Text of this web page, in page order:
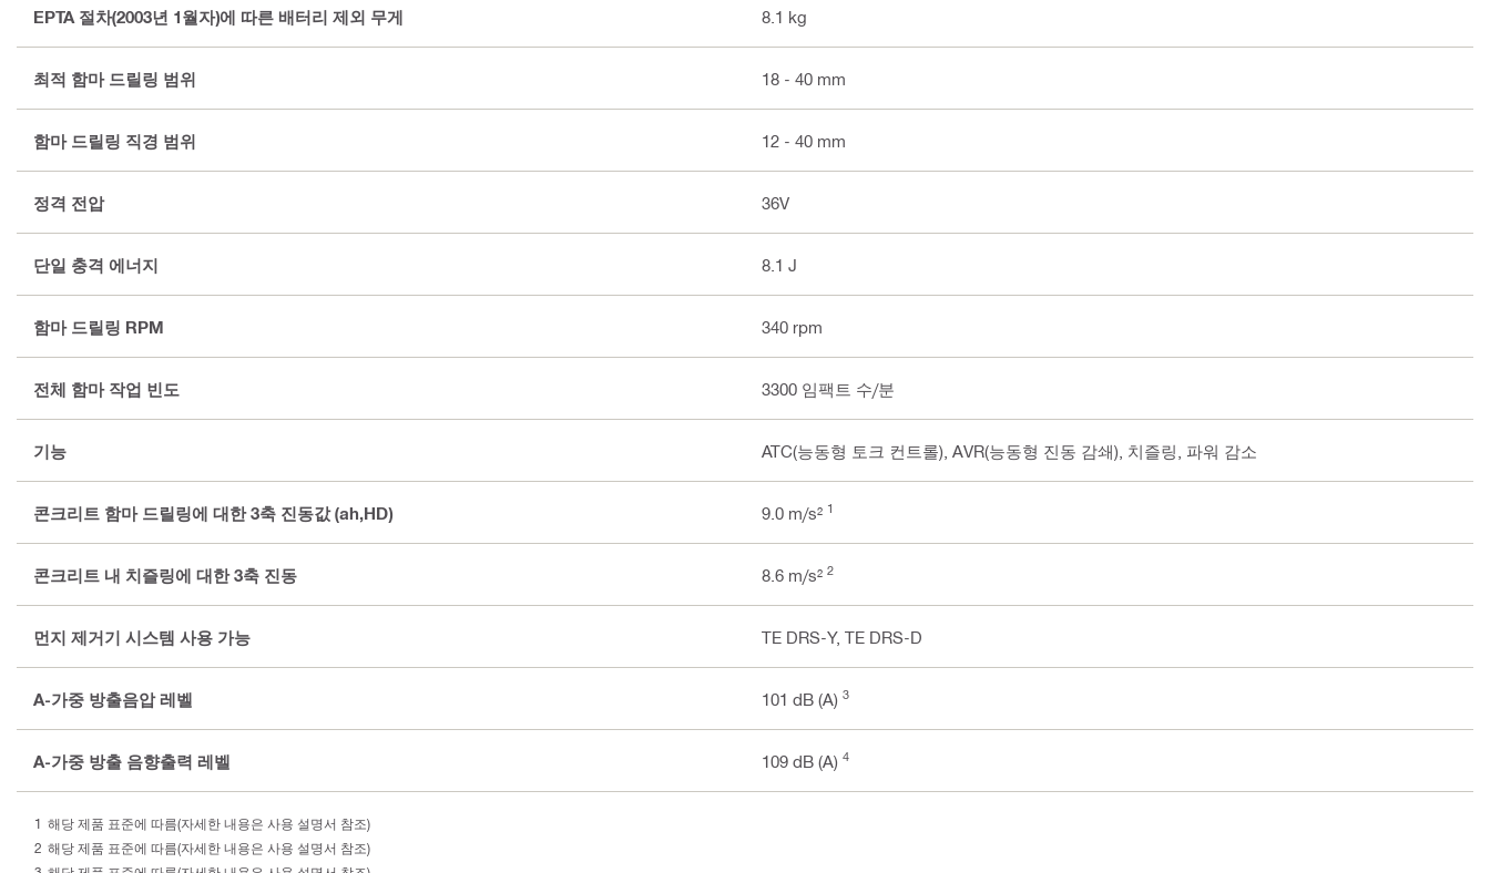
EPTA 절차(2003년 1월자)에 따른 배터리 제외 무게 8.1 kg
최적 함마 드릴링 범위 18 - 40 mm
함마 드릴링 직경 범위 12 - 40 mm
정격 전압 36V
단일 충격 에너지 8.1 J
함마 드릴링 RPM 340 rpm
전체 함마 작업 빈도 3300 임팩트 수/분
기능 ATC(능동형 토크 컨트롤), AVR(능동형 진동 감쇄), 치즐링, 파워 감소
콘크리트 함마 드릴링에 대한 3축 진동값 (ah,HD) 9.0 m/s² 1
콘크리트 내 치즐링에 대한 3축 진동 8.6 m/s² 2
먼지 제거기 시스템 사용 가능 TE DRS-Y, TE DRS-D
A-가중 방출음압 레벨 101 dB (A) 3
A-가중 방출 음향출력 레벨 109 dB (A) 4
해당 제품 표준에 따름(자세한 내용은 사용 설명서 참조)
해당 제품 표준에 따름(자세한 내용은 사용 설명서 참조)